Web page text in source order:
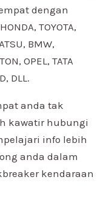
dengan
TOYOTA,
BMW,
OPEL, TATA
DLL.
anda tak
kawatir hubungi
info lebih
anda dalam
kendaraan